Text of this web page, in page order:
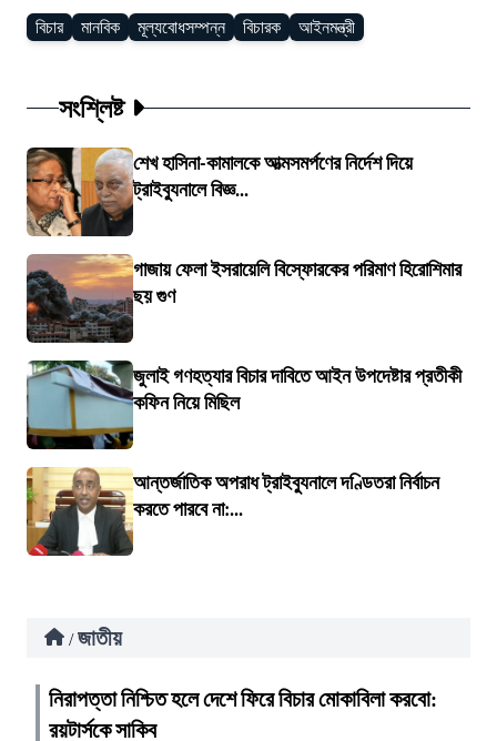
বিচার মানবিক মূল্যবোধসম্পন্ন বিচারক আইনমন্ত্রী
সংশ্লিষ্ট
শেখ হাসিনা-কামালকে আত্মসমর্পণের নির্দেশ দিয়ে
ট্রাইব্যুনালে বিজ্ঞ...
গাজায় ফেলা ইসরায়েলি বিস্ফোরকের পরিমাণ হিরোশিমার
ছয় গুণ
জুলাই গণহত্যার বিচার দাবিতে আইন উপদেষ্টার প্রতীকী
কফিন নিয়ে মিছিল
আন্তর্জাতিক অপরাধ ট্রাইব্যুনালে দণ্ডিতরা নির্বাচন
করতে পারবে না:...
/ জাতীয়
নিরাপত্তা নিশ্চিত হলে দেশে ফিরে বিচার মোকাবিলা করবো:
রয়টার্সকে সাকিব